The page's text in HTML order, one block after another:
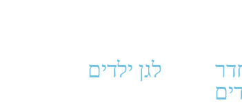
לגן ילדים